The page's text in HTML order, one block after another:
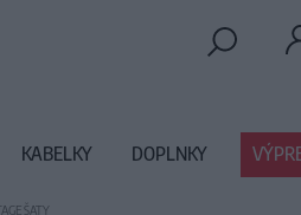
ŠATY
KABELKY DOPLNKY